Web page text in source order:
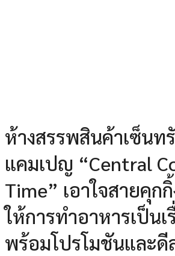
ห้างสรรพสินค้าเซ็นท
แคมเปญ “Central
Time” เอาใจสายคุก
ให้การทำอาหารเป็นเ
พร้อมโปรโมชันและดี